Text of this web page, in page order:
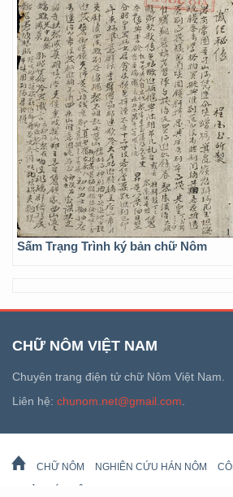
Sấm Trạng Trình ký bản chữ Nôm
CHỮ NÔM VIỆT NAM
Chuyên trang điện tử chữ Nôm Việt Nam.
Liên hệ: chunom.net@gmail.com
CHỮ NÔM NGHIÊN CỨU HÁN NÔM